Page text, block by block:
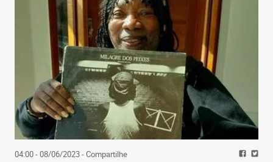
04:00 - 08/06/2023- Compartilhe